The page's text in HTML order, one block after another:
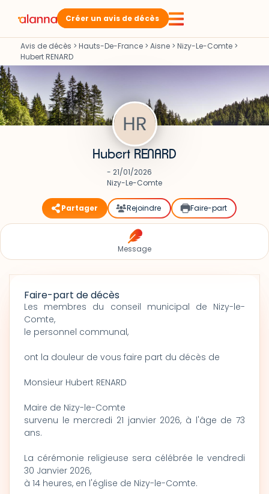
Créer un avis de décès
Avis de décès > Hauts-De-France > Aisne > Nizy-Le-Comte >
Hubert RENARD
Hubert RENARD
- 21/01/2026
Nizy-Le-Comte
Partager Rejoindre Faire-part
Message
Faire-part de décès
Les membres du conseil municipal de Nizy-le-
Comte,
le personnel communal,
ont la douleur de vous faire part du décès de
Monsieur Hubert RENARD
Maire de Nizy-le-Comte
survenu le mercredi 21 janvier 2026, à l'âge de 73
ans.
La cérémonie religieuse sera célébrée le vendredi
30 Janvier 2026,
à 14 heures, en l'église de Nizy-le-Comte.